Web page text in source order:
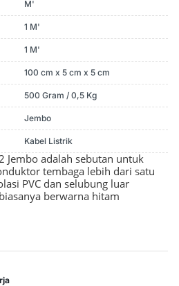
M'
1 M'
1 M'
100 cm x 5 cm x 5 cm
500 Gram / 0,5 Kg
Jembo
Kabel Listrik
Jembo adalah sebutan untuk
tembaga lebih dari satu
PVC dan selubung luar
berwarna hitam